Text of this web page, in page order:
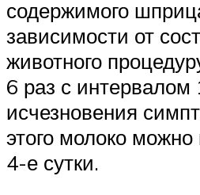
содержимого
зависимости от
животного
6 раз с интервалом
исчезновения
этого молоко
4-е сутки.